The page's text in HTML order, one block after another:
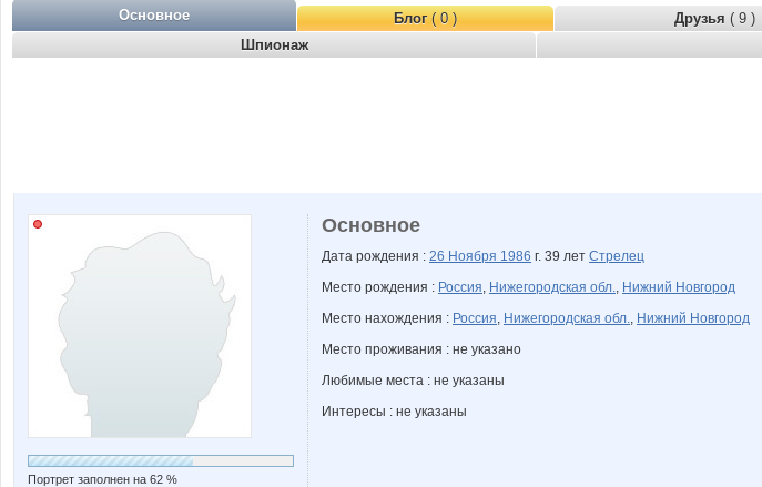
Основное Блог( 0 ) Друзья ( 9 )
Шпионаж
Портрет заполнен на 62 %
Основное
Дата рождения : 26 Ноября 1986 г. 39 лет Стрелец
Место рождения : Россия, Нижегородская обл., Нижний Новгород
Место нахождения : Россия, Нижегородская обл., Нижний Новгород
Место проживания : не указано
Любимые места : не указаны
Интересы : не указаны